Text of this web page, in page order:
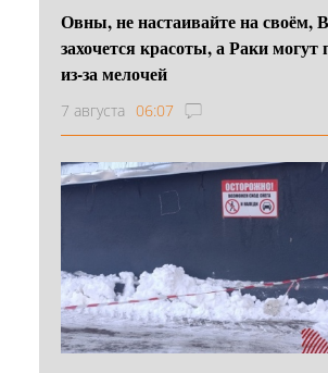
Овны, не настаивайте на своём,
захочется красоты, а Раки могут
из-за мелочей
7 августа 06:07